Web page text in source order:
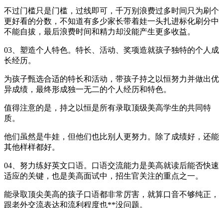
不过门槛只是门槛，过线即可，千万别浪费过多时间只为刷个
更好看的分数，不知道有多少家长带着娃一头扎进标化刷分中
不能自拔，最后浪费时间和精力却没能产生更多收益。
03、塑造个人特色。特长、活动、奖项造就孩子独特的个人成
长经历。
为孩子甄选合适的特长和活动，带孩子持之以恒努力并做出优
异成绩，最终形成独一无二的个人经历和特色。
值得注意的是，持之以恒是所有录取顶级美高学生的共同特
质。
他们虽然是牛娃，但他们也比别人更努力。除了成绩好，还能
其他样样都好。
04、努力练好英文口语。口语交流能力是美高就读后能否快速
适应的关键，也是美高面试中，招生官关注的重点之一。
能录取顶尖美高的孩子口语都非常厉害，就算口音不够纯正，
跟老外交流表达和流利程度也**没问题。